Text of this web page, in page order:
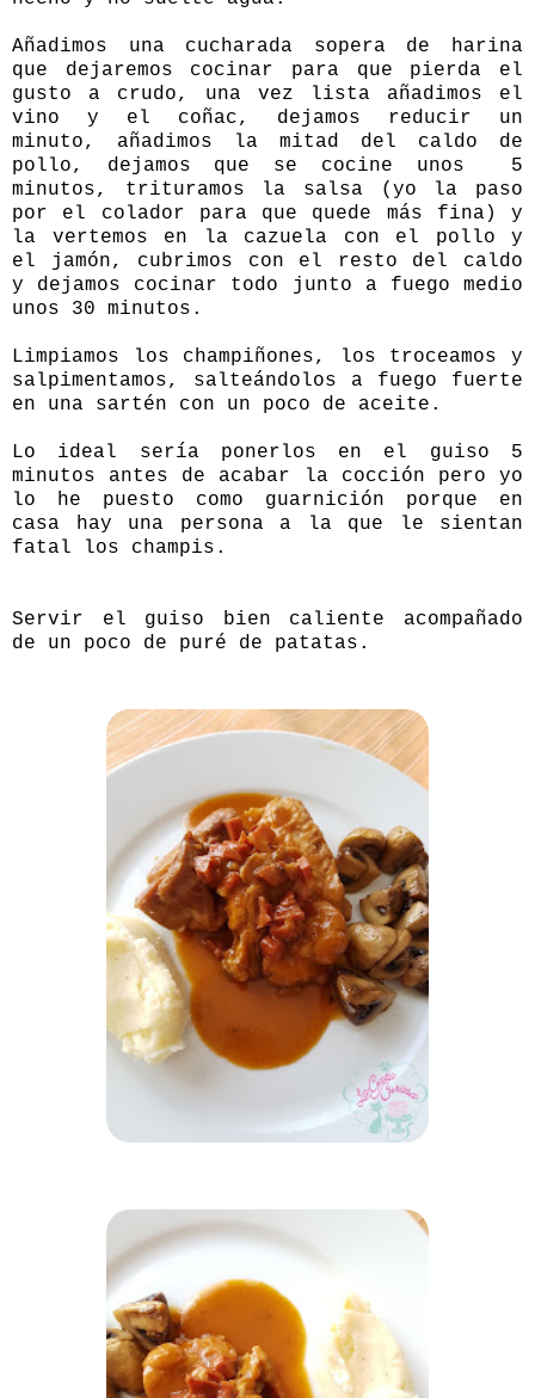
Añadimos una cucharada sopera de harina
que dejaremos cocinar para que pierda el
gusto a crudo, una vez lista añadimos el
vino y el coñac, dejamos reducir un
minuto, añadimos la mitad del caldo de
pollo, dejamos que se cocine unos 5
minutos, trituramos la salsa (yo la paso
por el colador para que quede más fina) y
la vertemos en la cazuela con el pollo y
el jamón, cubrimos con el resto del caldo
y dejamos cocinar todo junto a fuego medio
unos 30 minutos.
Limpiamos los champiñones, los troceamos y
salpimentamos, salteándolos a fuego fuerte
en una sartén con un poco de aceite.
Lo ideal sería ponerlos en el guiso 5
minutos antes de acabar la cocción pero yo
lo he puesto como guarnición porque en
casa hay una persona a la que le sientan
fatal los champis.
Servir el guiso bien caliente acompañado
de un poco de puré de patatas.